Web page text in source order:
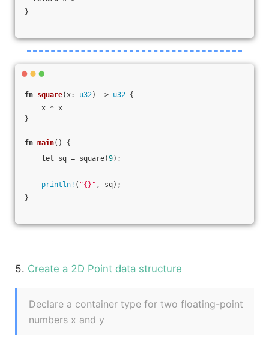
}
fn square(x: u32) -> u32 {
x * x
}
fn main() {
let sq = square(9);
println! ( "{}" , sq);
}
5. Create a 2D Point data structure
Declare a container type for two floating-point
numbers x and y